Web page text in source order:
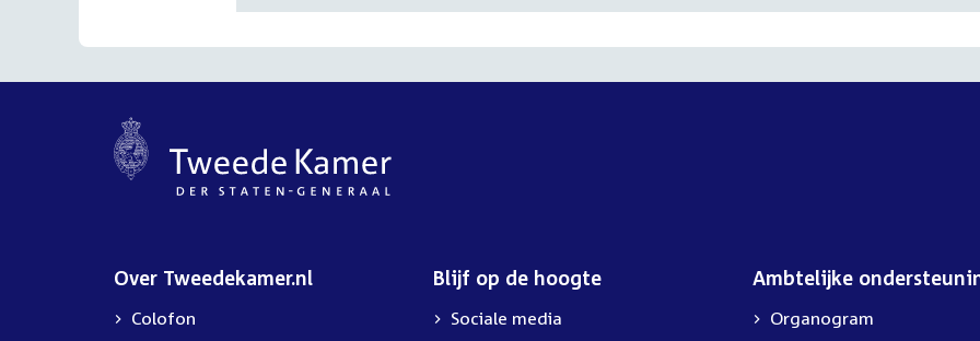
Over Tweedekamer.nl
Colofon
Blijf op de hoogte
Sociale media
Ambtelijke
Organogram